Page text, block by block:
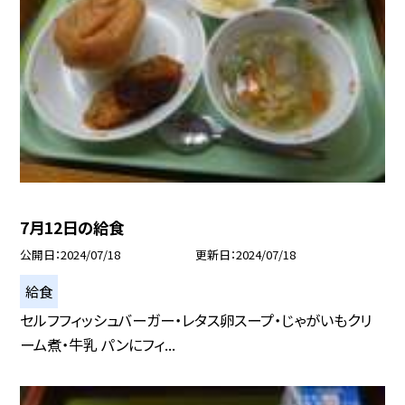
7月12日の給食
公開日 2024/07/18 更新日 2024/07/18
給食
セルフフィッシュバーガー・レタス卵スープ・じゃがいもクリ
ーム煮・牛乳 パンにフィ...